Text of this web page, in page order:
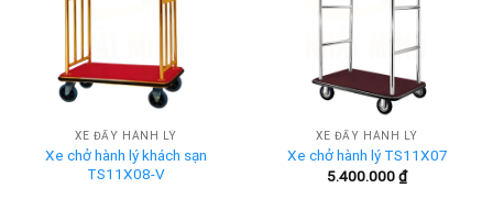
XE ĐẨY HÀNH LÝ
Xe chở hành lý khách sạn
TS11X08-V
XE ĐẨY HÀNH LÝ
Xe chở hành lý TS11X07
5.400.000₫